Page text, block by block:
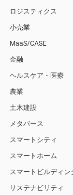
ロジスティクス
小売業
MaaS/CASE
金融
ヘルスケア・医療
農業
土木建設
メタバース
スマートシティ
スマートホーム
スマートビルディン
サステナビリティ